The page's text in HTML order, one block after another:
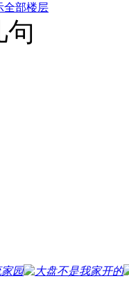
全部楼层
句